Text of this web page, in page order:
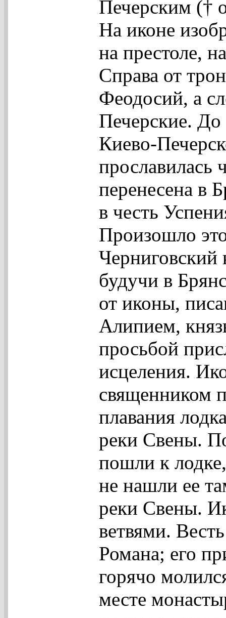
Печерским (†
На иконе
на престоле,
Справа от
Феодосий, а
Печерские. До
Киево-
прославилась
перенесена в
в честь
Произошло
будучи в
от иконы,
Алипием,
просьбой
исцеления.
священником
плавания
реки Свены.
пошли к
не нашли ее
реки Свены.
ветвями.
Романа; его
горячо
месте